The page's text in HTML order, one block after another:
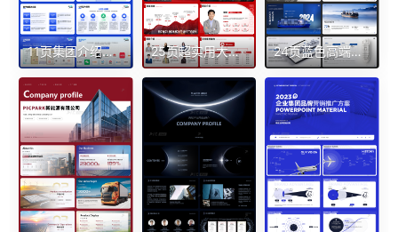
11页集团介绍（单页不错）的集团企业ppt模板 25页超实用大气红简约商务企业业务案例介绍PPT模板 24页蓝色高端大气速达环球物流公司业务介绍PPT模板（带动画）